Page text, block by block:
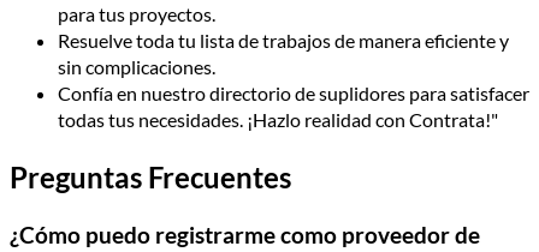
para tus proyectos.
Resuelve toda tu lista de trabajos de manera eficiente y
sin complicaciones.
Confía en nuestro directorio de suplidores para satisfacer
todas tus necesidades. ¡Hazlo realidad con Contrata!"
Preguntas Frecuentes
¿Cómo puedo registrarme como proveedor de